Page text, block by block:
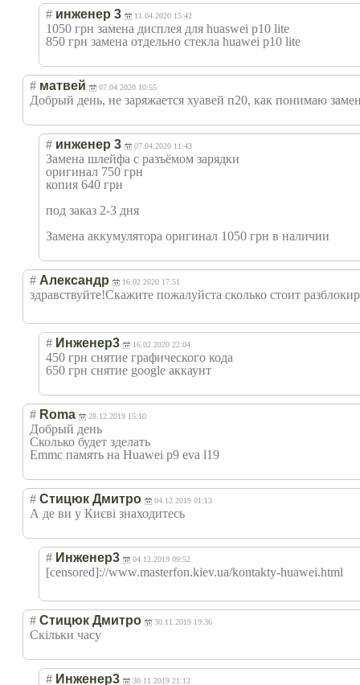
# инженер 3 11.04.2020 15:42
1050 грн замена дисплея для huaswei p10 lite
850 грн замена отдельно стекла huawei p10 lite
# матвей 07.04.2020 10:55
Добрый день, не заряжается хуавей п20, как понимаю
# инженер 3 07.04.2020 11:43
Замена шлейфа с разъёмом зарядки
оригинал 750 грн
копия 640 грн
под заказ 2-3 дня
Замена аккумулятора оригинал 1050 грн в наличии
# Александр 16.02.2020 17:51
здравствуйте!Скажите пожалуйста сколько стоит
# Инженер3 16.02.2020 22:04
450 грн снятие графического кода
650 грн снятие google аккаунт
# Roma 28.12.2019 15:10
Добрый день
Сколько будет зделать
Emmc память на Huawei p9 eva l19
# Стицюк Дмитро 04.12.2019 01:13
А де ви у Києві знаходитесь
# Инженер3 04.12.2019 09:52
[censored]://www.masterfon.kiev.ua/kontakty-huawei.html
# Стицюк Дмитро 30.11.2019 19:36
Скільки часу
# Инженер3 30.11.2019 21:12